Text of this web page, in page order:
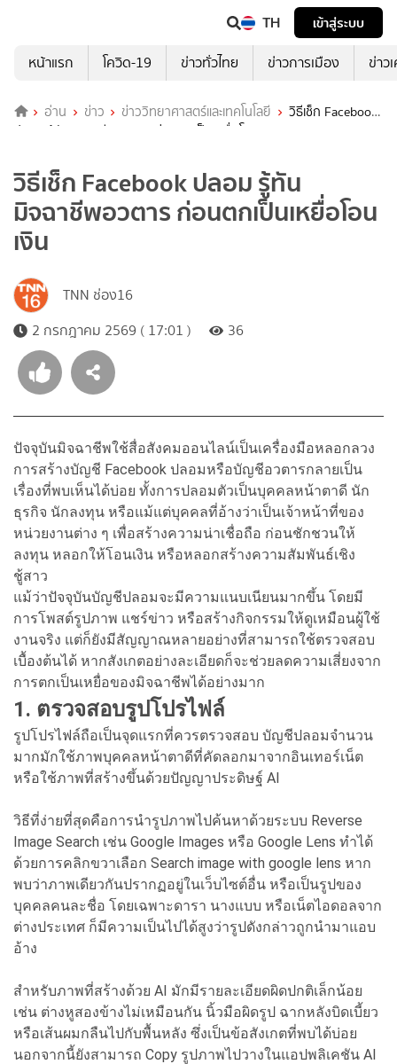
TH
เข้าสู่ระบบ
หน้าแรก
โควิด-19 ข่าวทั่วไทย ข่าวการเมือง ข่าว
อ่าน ข่าว ข่าววิทยาศาสตร์และเทคโนโลยี
วิธีเช็ก Facebook
ปลอม รู้ทันมิจฉาชีพอวตาร ก่อนตกเป็นเหยื่อโอนเงิน
วิธีเช็ก Facebook ปลอม รู้ทัน
มิจฉาชีพอวตาร ก่อนตกเป็นเหยื่อโอน
เงิน
TNN ช่อง16
2 กรกฎาคม 2569 ( 17:01 )
36
ปัจจุบันมิจฉาชีพใช้สื่อสังคมออนไลน์เป็นเครื่องมือหลอกลวง
การสร้างบัญชี Facebook ปลอมหรือบัญชีอวตารกลายเป็น
เรื่องที่พบเห็นได้บ่อย ทั้งการปลอมตัวเป็นบุคคลหน้าตาดี นัก
ธุรกิจ นักลงทุน หรือแม้แต่บุคคลที่อ้างว่าเป็นเจ้าหน้าที่ของ
หน่วยงานต่าง ๆ เพื่อสร้างความน่าเชื่อถือ ก่อนชักชวนให้
ลงทุน หลอกให้โอนเงิน หรือหลอกสร้างความสัมพันธ์เชิง
ชู้สาว
แม้ว่าปัจจุบันบัญชีปลอมจะมีความแนบเนียนมากขึ้น โดยมี
การโพสต์รูปภาพ แชร์ข่าว หรือสร้างกิจกรรมให้ดูเหมือนผู้ใช้
งานจริง แต่ก็ยังมีสัญญาณหลายอย่างที่สามารถใช้ตรวจสอบ
เบื้องต้นได้ หากสังเกตอย่างละเอียดก็จะช่วยลดความเสี่ยงจาก
การตกเป็นเหยื่อของมิจฉาชีพได้อย่างมาก
1. ตรวจสอบรูปโปรไฟล์
รูปโปรไฟล์ถือเป็นจุดแรกที่ควรตรวจสอบ บัญชีปลอมจำนวน
มากมักใช้ภาพบุคคลหน้าตาดีที่คัดลอกมาจากอินเทอร์เน็ต
หรือใช้ภาพที่สร้างขึ้นด้วยปัญญาประดิษฐ์ AI
วิธีที่ง่ายที่สุดคือการนำรูปภาพไปค้นหาด้วยระบบ Reverse
Image Search เช่น Google Images หรือ Google Lens ทำได้
ด้วยการคลิกขวาเลือก Search image with google lens หาก
พบว่าภาพเดียวกันปรากฏอยู่ในเว็บไซต์อื่น หรือเป็นรูปของ
บุคคลคนละชื่อ โดยเฉพาะดารา นางแบบ หรือเน็ตไอดอลจาก
ต่างประเทศ ก็มีความเป็นไปได้สูงว่ารูปดังกล่าวถูกนำมาแอบ
อ้าง
สำหรับภาพที่สร้างด้วย AI มักมีรายละเอียดผิดปกติเล็กน้อย
เช่น ต่างหูสองข้างไม่เหมือนกัน นิ้วมือผิดรูป ฉากหลังบิดเบี้ยว
หรือเส้นผมกลืนไปกับพื้นหลัง ซึ่งเป็นข้อสังเกตที่พบได้บ่อย
นอกจากนี้ยังสามารถ Copy รูปภาพไปวางในแอปพลิเคชัน AI